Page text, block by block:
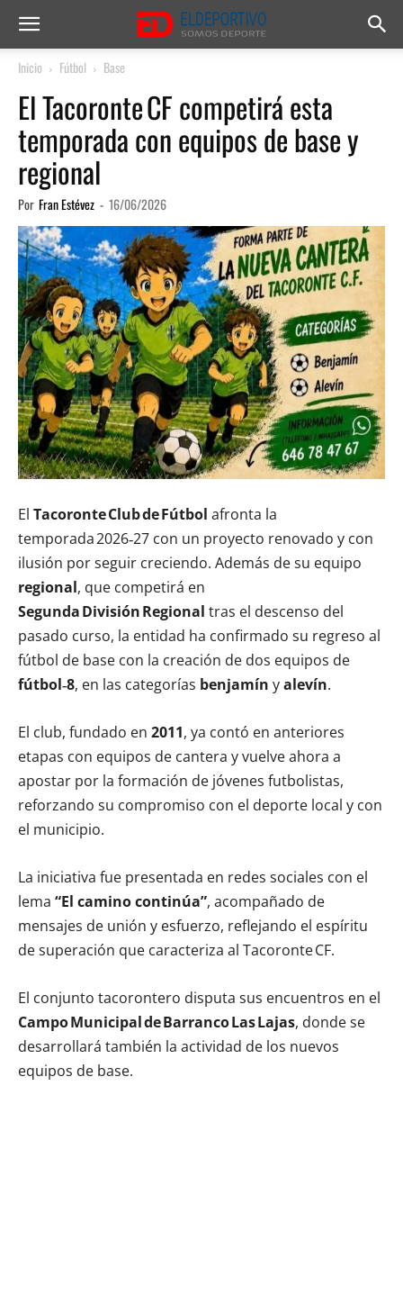
Inicio Fútbol Base
El Tacoronte CF competirá esta
temporada con equipos de base y
regional
Por Fran Estévez - 16/06/2026
El Tacoronte Club de Fútbol afronta la
temporada 2026‑27 con un proyecto renovado y con
ilusión por seguir creciendo. Además de su equipo
regional, que competirá en
Segunda División Regional tras el descenso del
pasado curso, la entidad ha confirmado su regreso al
fútbol de base con la creación de dos equipos de
fútbol‑8, en las categorías benjamín yalevín.
El club, fundado en 2011, ya contó en anteriores
etapas con equipos de cantera y vuelve ahora a
apostar por la formación de jóvenes futbolistas,
reforzando su compromiso con el deporte local y con
el municipio.
La iniciativa fue presentada en redes sociales con el
lema “El camino continúa”, acompañado de
mensajes de unión y esfuerzo, reflejando el espíritu
de superación que caracteriza al Tacoronte CF.
El conjunto tacorontero disputa sus encuentros en el
Campo Municipal de Barranco Las Lajas, donde se
desarrollará también la actividad de los nuevos
equipos de base.